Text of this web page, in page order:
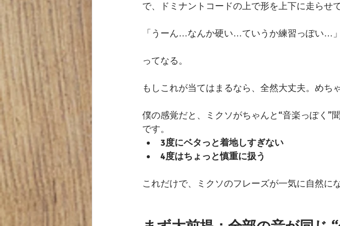
で、ドミナントコードの上で形を上下に走らせて
「うーん…なんか硬い…ていうか練習っぽい…」
ってなる。
もしこれが当てはまるなら、全然大丈夫。めち
僕の感覚だと、ミクソがちゃんと“音楽っぽく”
です。
3度にベタっと着地しすぎない
4度はちょっと慎重に扱う
これだけで、ミクソのフレーズが一気に自然に